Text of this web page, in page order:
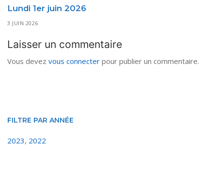
Lundi 1er juin 2026
3 JUIN 2026
Laisser un commentaire
Vous devez vous connecter pour publier un commentaire.
FILTRE PAR ANNÉE
2023, 2022